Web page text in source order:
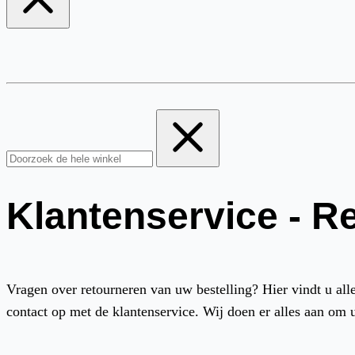
Klantenservice -
Vragen over retourneren van uw bestelling? Hier vindt u
contact op met de klantenservice. Wij doen er alles aan om